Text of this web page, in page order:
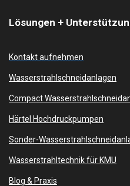
Lösungen +
Kontakt aufnehmen
Wasserstrahlschneidanlagen
Compact
Härtel Hochdruckpumpen
Sonder-
Wasserstrahltechnik für KMU
Blog & Praxis